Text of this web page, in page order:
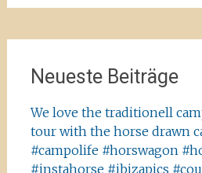
Neueste Beiträge
We love the traditionell
tour with the horse drawn
#campolife #horswagon
#instahorse #ibizapics